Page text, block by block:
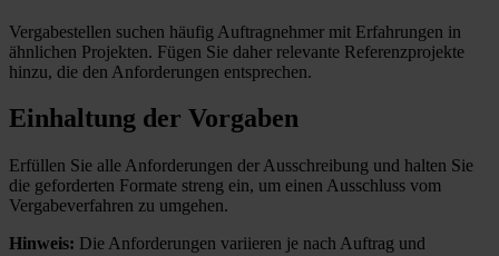
Vergabestellen suchen häufig Auftragnehmer mit Erfahrungen in
ähnlichen Projekten. Fügen Sie daher relevante Referenzprojekte
hinzu, die den Anforderungen entsprechen.
Einhaltung der Vorgaben
Erfüllen Sie alle Anforderungen der Ausschreibung und halten Sie
die geforderten Formate streng ein, um einen Ausschluss vom
Vergabeverfahren zu umgehen.
Hinweis: Die Anforderungen variieren je nach Auftrag und